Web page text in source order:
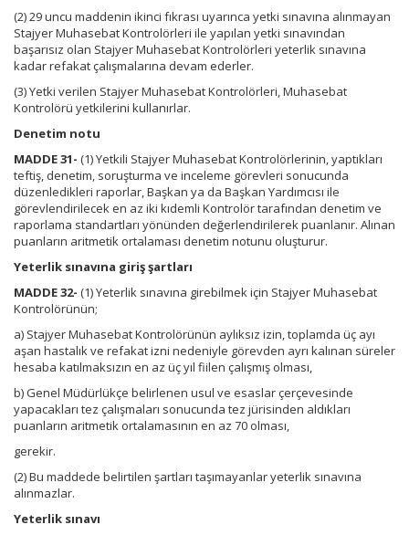
(2) 29 uncu maddenin ikinci fıkrası uyarınca yetki sınavına alınmayan
Stajyer Muhasebat Kontrolörleri ile yapılan yetki sınavından
başarısız olan Stajyer Muhasebat Kontrolörleri yeterlik sınavına
kadar refakat çalışmalarına devam ederler.
(3) Yetki verilen Stajyer Muhasebat Kontrolörleri, Muhasebat
Kontrolörü yetkilerini kullanırlar.
Denetim notu
MADDE 31- (1) Yetkili Stajyer Muhasebat Kontrolörlerinin, yaptıkları
teftiş, denetim, soruşturma ve inceleme görevleri sonucunda
düzenledikleri raporlar, Başkan ya da Başkan Yardımcısı ile
görevlendirilecek en az iki kıdemli Kontrolör tarafından denetim ve
raporlama standartları yönünden değerlendirilerek puanlanır. Alınan
puanların aritmetik ortalaması denetim notunu oluşturur.
Yeterlik sınavına giriş şartları
MADDE 32- (1) Yeterlik sınavına girebilmek için Stajyer Muhasebat
Kontrolörünün;
a) Stajyer Muhasebat Kontrolörünün aylıksız izin, toplamda üç ayı
aşan hastalık ve refakat izni nedeniyle görevden ayrı kalınan süreler
hesaba katılmaksızın en az üç yıl fiilen çalışmış olması,
b) Genel Müdürlükçe belirlenen usul ve esaslar çerçevesinde
yapacakları tez çalışmaları sonucunda tez jürisinden aldıkları
puanların aritmetik ortalamasının en az 70 olması,
gerekir.
(2) Bu maddede belirtilen şartları taşımayanlar yeterlik sınavına
alınmazlar.
Yeterlik sınavı